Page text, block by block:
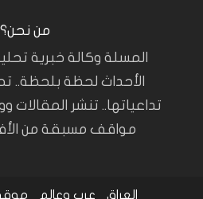
من نحن؟
المسلة وكالة خبرية
الأحداث لحظة بلحظة..
تداعياتها.. تنشر المقالات
مواقف مسبقة من
العراق عرب وعالم